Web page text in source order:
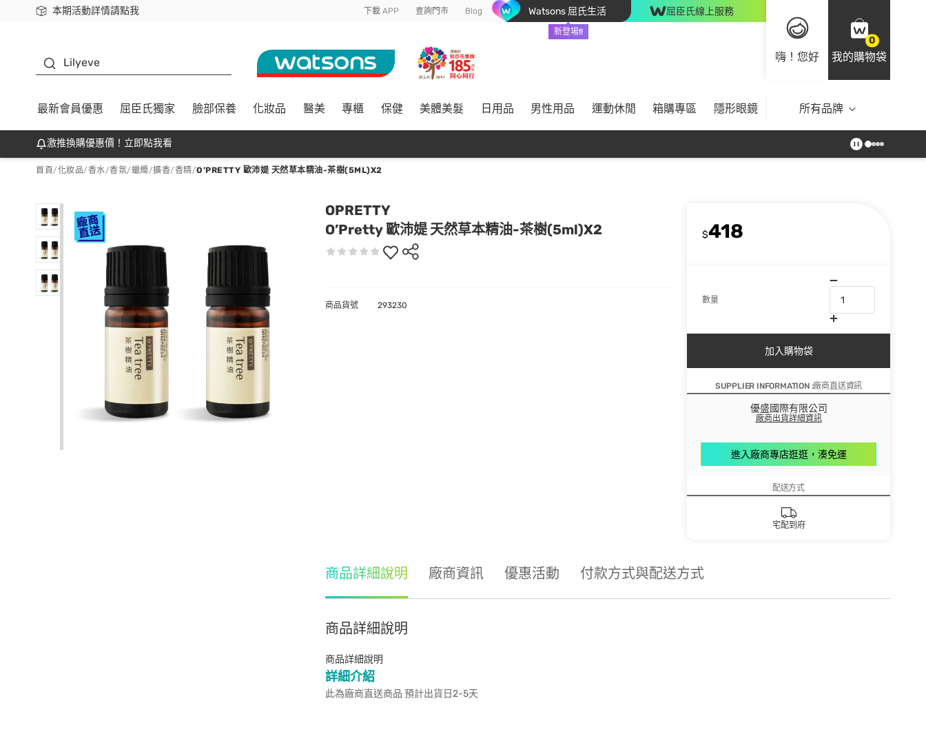
本期活動詳情請點我
下載app最高回饋$350 下載 APP 查詢門市 Blog Watsons 屈氏生活
新登場!!
屈臣氏線上服務
嗨！您好
0
我的購物袋
Lilyeve
最新會員優惠 屈臣氏獨家 臉部保養 化妝品 醫美 專櫃 保健 美體美髮 日用品 男性用品 運動休閒 箱購專區 隱形眼鏡 所有品牌
激推換購優惠價！立即點我看
首頁/化妝品/香水/香氛/蠟燭/擴香/香精/O’PRETTY 歐沛媞 天然草本精油-茶樹(5ML)X2
OPRETTY
O’Pretty 歐沛媞 天然草本精油-茶樹(5ml)X2
$418
數量
加入購物袋
SUPPLIER INFORMATION :廠商直送資訊
優盛國際有限公司
廠商出貨詳細資訊
進入廠商專店逛逛，湊免運
配送方式
宅配到府
商品貨號 293230
商品詳細說明 廠商資訊 優惠活動 付款方式與配送方式
商品詳細說明
商品詳細說明
詳細介紹
此為廠商直送商品 預計出貨日2-5天